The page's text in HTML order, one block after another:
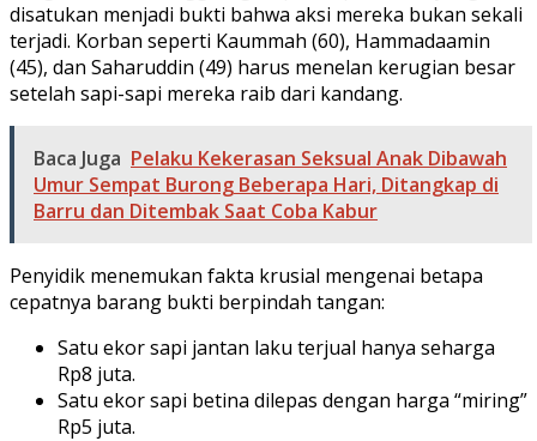
disatukan menjadi bukti bahwa aksi mereka bukan sekali
terjadi. Korban seperti Kaummah (60), Hammadaamin
(45), dan Saharuddin (49) harus menelan kerugian besar
setelah sapi-sapi mereka raib dari kandang.
Baca Juga Pelaku Kekerasan Seksual Anak Dibawah
Umur Sempat Burong Beberapa Hari, Ditangkap di
Barru dan Ditembak Saat Coba Kabur
Penyidik menemukan fakta krusial mengenai betapa
cepatnya barang bukti berpindah tangan:
Satu ekor sapi jantan laku terjual hanya seharga
Rp8 juta.
Satu ekor sapi betina dilepas dengan harga “miring”
Rp5 juta.